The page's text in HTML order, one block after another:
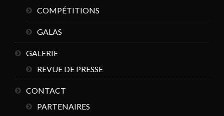
COMPÉTITIONS
GALAS
GALERIE
REVUE DE PRESSE
CONTACT
PARTENAIRES